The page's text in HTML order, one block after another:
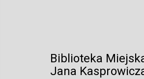
Biblioteka
Jana